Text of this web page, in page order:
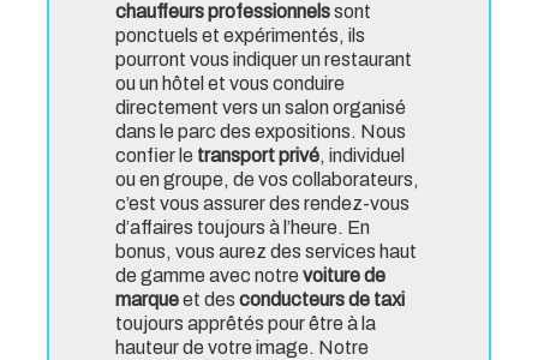
chauffeurs professionnelssont
ponctuels et expérimentés, ils
pourront vous indiquer un restaurant
ou un hôtel et vous conduire
directement vers un salon organisé
dans le parc des expositions. Nous
confier le transport privé, individuel
ou en groupe, de vos collaborateurs,
c’est vous assurer des rendez-vous
d’affaires toujours à l’heure. En
bonus, vous aurez des services haut
de gamme avec notre voiture de
marqueet des conducteurs de taxi
toujours apprêtés pour être à la
hauteur de votre image. Notre